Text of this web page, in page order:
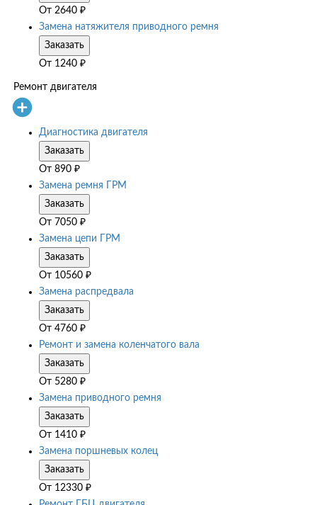
От 2640 ₽
Замена натяжителя приводного ремня
Заказать
От 1240 ₽
Ремонт двигателя
Диагностика двигателя
Заказать
От 890 ₽
Замена ремня ГРМ
Заказать
От 7050 ₽
Замена цепи ГРМ
Заказать
От 10560 ₽
Замена распредвала
Заказать
От 4760 ₽
Ремонт и замена коленчатого вала
Заказать
От 5280 ₽
Замена приводного ремня
Заказать
От 1410 ₽
Замена поршневых колец
Заказать
От 12330 ₽